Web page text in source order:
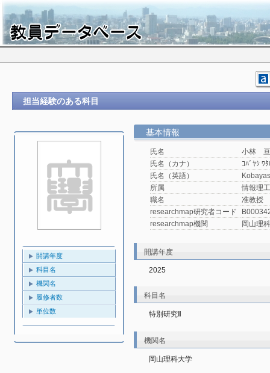
担当経験のある科目
開講年度
科目名
機関名
履修者数
単位数
基本情報
氏名
小林 亘
氏名（カナ）
ｺﾊﾞﾔｼ ﾜﾀ
氏名（英語）
所属
情報理
職名
准教授
researchmap研究者コード
researchmap機関
岡山理
開講年度
2025
科目名
特別研究Ⅱ
機関名
岡山理科大学